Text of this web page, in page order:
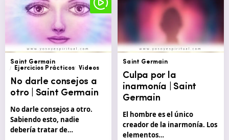
Saint Germain
Ejercicios Prácticos
Videos
No darle consejos a
otro | Saint Germain
No darle consejos a otro.
Sabiendo esto, nadie
debería tratar de…
Saint Germain
Culpa por la
inarmonía | Saint
Germain
El hombre es el único
creador de la inarmonía. Los
elementos…